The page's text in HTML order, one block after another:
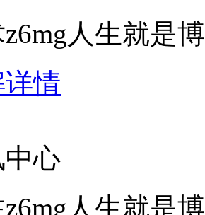
人生就是
情
心
人生就是博